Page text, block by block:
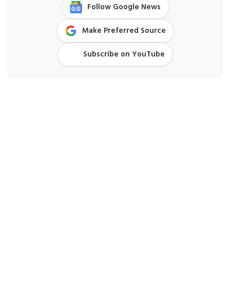
Follow Google News
Make Preferred Source
Subscribe on YouTube